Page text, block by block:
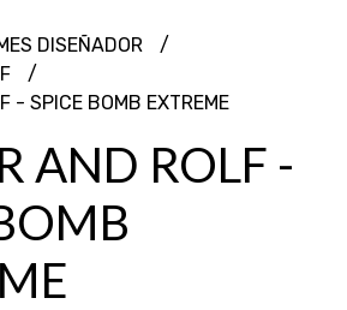
DISEÑADOR
- SPICE BOMB EXTREME
AND ROLF -